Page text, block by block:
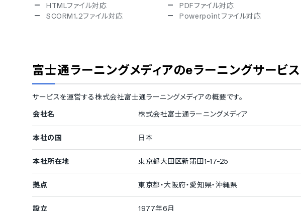
HTMLファイル対応 PDFファイル対応
SCORM1.2ファイル対応
Powerpointファイル対応
受講者のレポート提出機能
修了証書の発行
受講者の学習管理機能
単位数取得の確認機能
受講者のコミュニティ管理機能
受講者用の日記作成機能 受講者間のコミュニティ作成機能
受講者のプロフィール登録
講義の販売機能 講義販売時の決済機能
教材提供の機能
富士通ラーニングメディアのeラーニングサービス
サービスを運営する株式会社富士通ラーニングメディアの概要です。
会社名
株式会社富士通ラーニングメディア
本社の国 日本
本社所在地 東京都大田区新蒲田1-17-25
拠点 東京都・大阪府・愛知県・沖縄県
設立 1977年6月